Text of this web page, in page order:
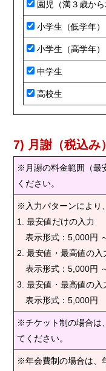
園児（満３歳から
小学生（低学年）
小学生（高学年）
中学生
高校生
7) 月謝（税込み）
※月謝の料金範囲（最
ください。
※入力パターンにより
1. 最安値だけの入力
表示形式：5,000円
2. 最安値・最高値の入
表示形式：5,000円
3. 最安値・最高値の入
表示形式：5,000円
※チケット制の場合は
てください。
※年会費制の場合は、